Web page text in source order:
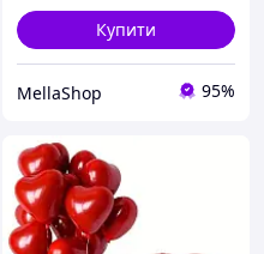
Купити
MellaShop 95%